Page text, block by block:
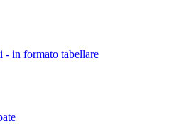
in formato tabellare